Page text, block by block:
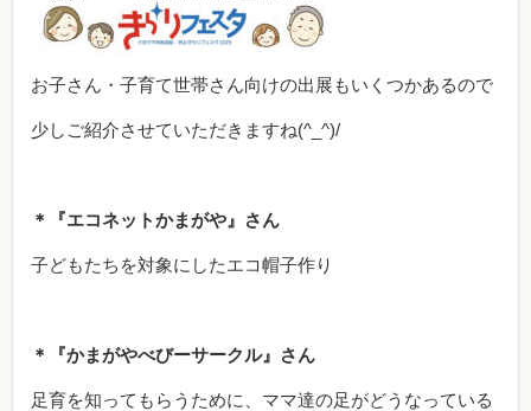
お子さん・子育て世帯さん向けの出展もいくつかあるので
少しご紹介させていただきますね(^_^)/
＊『エコネットかまがや』さん
子どもたちを対象にしたエコ帽子作り
＊『かまがやべびーサークル』さん
足育を知ってもらうために、ママ達の足がどうなっている